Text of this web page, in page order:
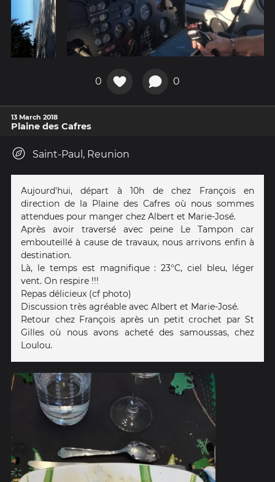
0 0
13 March 2018
Plaine des Cafres
Saint-Paul, Reunion
Aujourd'hui, départ à 10h de chez François en
direction de la Plaine des Cafres où nous sommes
attendues pour manger chez Albert et Marie-José.
Après avoir traversé avec peine Le Tampon car
embouteillé à cause de travaux, nous arrivons enfin à
destination.
Là, le temps est magnifique : 23°C, ciel bleu, léger
vent. On respire !!!
Repas délicieux (cf photo)
Discussion très agréable avec Albert et Marie-José.
Retour chez François après un petit crochet par St
Gilles où nous avons acheté des samoussas, chez
Loulou.